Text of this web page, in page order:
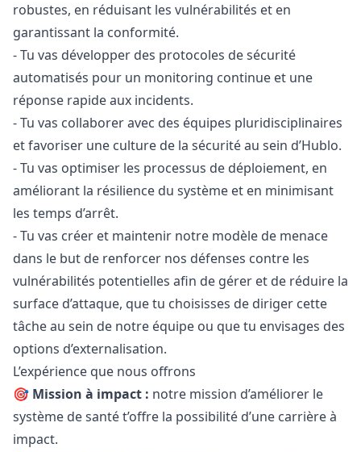
robustes, en réduisant les vulnérabilités et en
garantissant la conformité.
- Tu vas développer des protocoles de sécurité
automatisés pour un monitoring continue et une
réponse rapide aux incidents.
- Tu vas collaborer avec des équipes pluridisciplinaires
et favoriser une culture de la sécurité au sein d’Hublo.
- Tu vas optimiser les processus de déploiement, en
améliorant la résilience du système et en minimisant
les temps d’arrêt.
- Tu vas créer et maintenir notre modèle de menace
dans le but de renforcer nos défenses contre les
vulnérabilités potentielles afin de gérer et de réduire la
surface d’attaque, que tu choisisses de diriger cette
tâche au sein de notre équipe ou que tu envisages des
options d’externalisation.
L’expérience que nous offrons
🎯 Mission à impact : notre mission d’améliorer le
système de santé t’offre la possibilité d’une carrière à
impact.